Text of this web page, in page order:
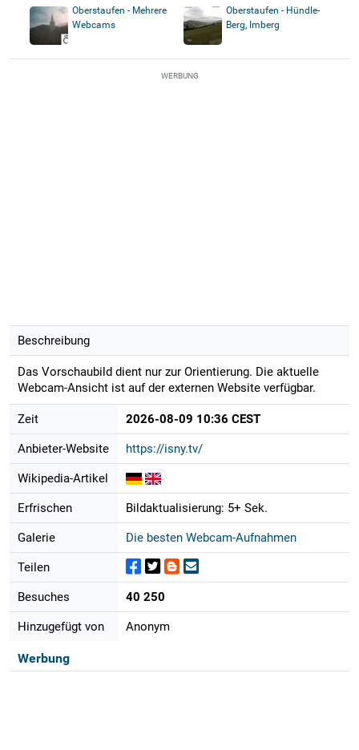
Oberstaufen - Mehrere
Webcams
Oberstaufen - Hündle-
Berg, Imberg
WERBUNG
Beschreibung
Das Vorschaubild dient nur zur Orientierung. Die aktuelle
Webcam-Ansicht ist auf der externen Website verfügbar.
Zeit 2026-08-09 10:36 CEST
Anbieter-Website https://isny.tv/
Wikipedia-Artikel
Erfrischen Bildaktualisierung: 5+ Sek.
Galerie Die besten Webcam-Aufnahmen
Teilen
Besuches 40 250
Hinzugefügt von Anonym
Werbung